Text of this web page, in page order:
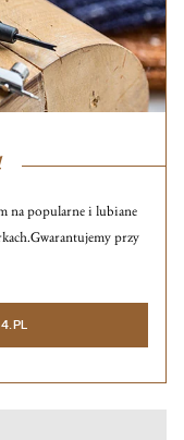
na popularne i lubiane
Gwarantujemy przy